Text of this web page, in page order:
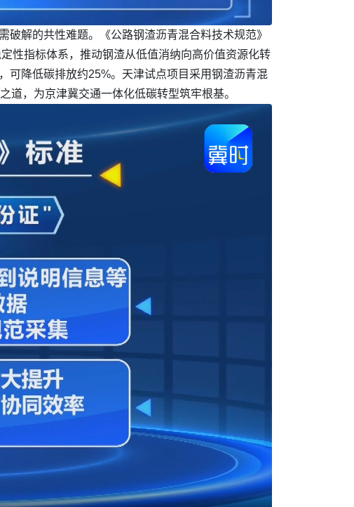
解的共性难题。《公路钢渣沥青混合料技术规范》
性指标体系，推动钢渣从低值消纳向高价值资源化转
可降低碳排放约25%。天津试点项目采用钢渣沥青混
道，为京津冀交通一体化低碳转型筑牢根基。